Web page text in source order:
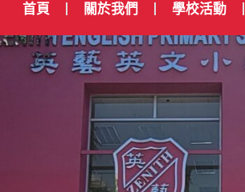
首頁 關於我們 學校活動